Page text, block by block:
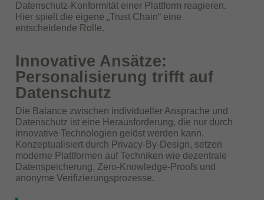
Datenschutz-Konformität einer Plattform reagieren.
Hier spielt die eigene „Trust Chain“ eine
entscheidende Rolle.
Innovative Ansätze:
Personalisierung trifft auf
Datenschutz
Die Balance zwischen individueller Ansprache und
Datenschutz ist eine Herausforderung, die nur durch
innovative Technologien gelöst werden kann.
Konzeptualisiert durch Privacy-By-Design, setzen
moderne Plattformen auf Techniken wie dezentrale
Datenspeicherung, Zero-Knowledge-Proofs und
anonyme Verifizierungsprozesse.